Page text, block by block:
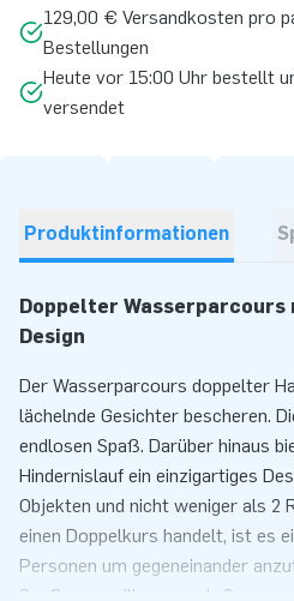
129,00 € Versandkosten pro
Bestellungen
Heute vor 15:00 Uhr bestellt
versendet
Produktinformationen
Doppelter
Design
Der Wasserparcours doppelter
lächelnde Gesichter bescheren.
endlosen Spaß. Darüber hinaus
Hindernislauf ein einzigartiges
Objekten und nicht weniger als 2
einen Doppelkurs handelt, ist es
Personen um gegeneinander
Spaß, was will man mehr?